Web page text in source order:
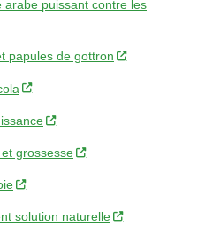
arabe puissant contre les
papules de gottron
grossesse
solution naturelle